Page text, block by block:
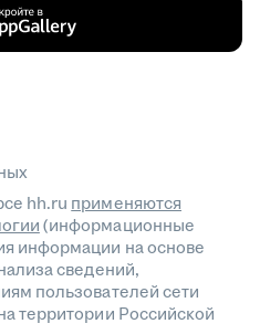
hh.ru применяются
(информационные
информации на основе
сведений,
пользователей сети
территории Российской